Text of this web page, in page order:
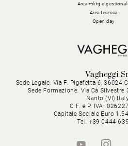
Area mktg e
Area tecnica
Open day
Vagheggi
Sede Legale: Via F. Pigafetta 6, 36024
Sede Formazione: Via Cà Silvestre
Nanto (VI)
C.F. e P. IVA:
Capitale Sociale Euro
Tel. +39 0444